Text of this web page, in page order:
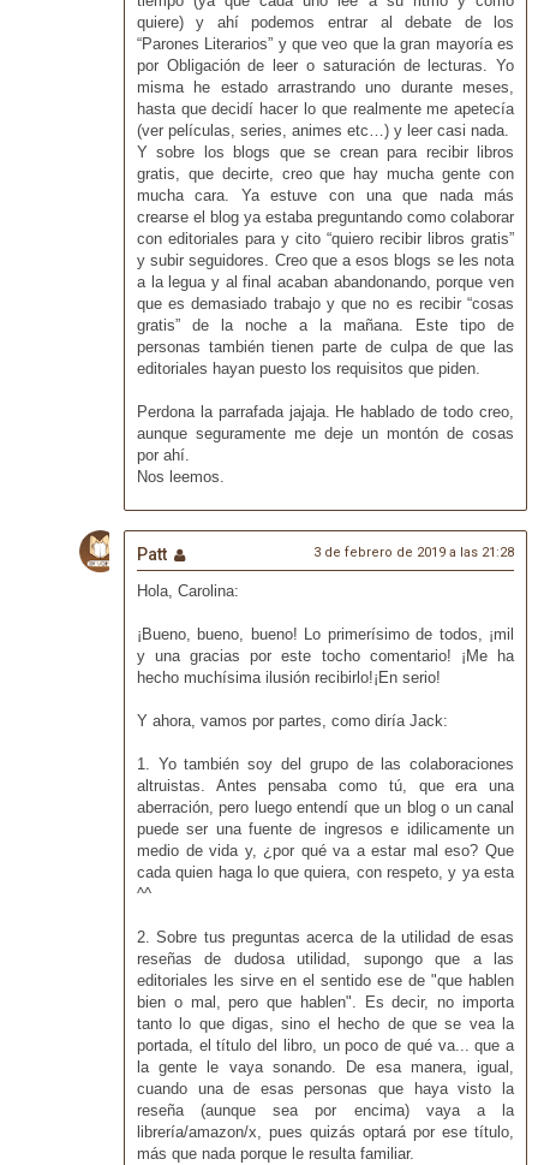
quiere) y ahí podemos entrar al debate de los
“Parones Literarios” y que veo que la gran mayoría es
por Obligación de leer o saturación de lecturas. Yo
misma he estado arrastrando uno durante meses,
hasta que decidí hacer lo que realmente me apetecía
(ver películas, series, animes etc…) y leer casi nada.
Y sobre los blogs que se crean para recibir libros
gratis, que decirte, creo que hay mucha gente con
mucha cara. Ya estuve con una que nada más
crearse el blog ya estaba preguntando como colaborar
con editoriales para y cito “quiero recibir libros gratis”
y subir seguidores. Creo que a esos blogs se les nota
a la legua y al final acaban abandonando, porque ven
que es demasiado trabajo y que no es recibir “cosas
gratis” de la noche a la mañana. Este tipo de
personas también tienen parte de culpa de que las
editoriales hayan puesto los requisitos que piden.
Perdona la parrafada jajaja. He hablado de todo creo,
aunque seguramente me deje un montón de cosas
por ahí.
Nos leemos.
Patt 3 de febrero de 2019 a las 21:28
Hola, Carolina:
¡Bueno, bueno, bueno! Lo primerísimo de todos, ¡mil
y una gracias por este tocho comentario! ¡Me ha
hecho muchísima ilusión recibirlo!¡En serio!
Y ahora, vamos por partes, como diría Jack:
1. Yo también soy del grupo de las colaboraciones
altruistas. Antes pensaba como tú, que era una
aberración, pero luego entendí que un blog o un canal
puede ser una fuente de ingresos e idilicamente un
medio de vida y, ¿por qué va a estar mal eso? Que
cada quien haga lo que quiera, con respeto, y ya esta
^^
2. Sobre tus preguntas acerca de la utilidad de esas
reseñas de dudosa utilidad, supongo que a las
editoriales les sirve en el sentido ese de "que hablen
bien o mal, pero que hablen". Es decir, no importa
tanto lo que digas, sino el hecho de que se vea la
portada, el título del libro, un poco de qué va... que a
la gente le vaya sonando. De esa manera, igual,
cuando una de esas personas que haya visto la
reseña (aunque sea por encima) vaya a la
librería/amazon/x, pues quizás optará por ese título,
más que nada porque le resulta familiar.